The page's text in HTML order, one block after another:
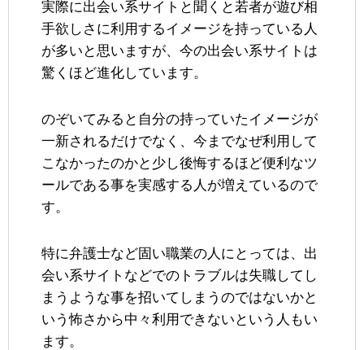
実際に出会い系サイトと聞くと若者が遊び相
手欲しさに利用するイメージを持っている人
が多いと思いますが、今の出会い系サイトは
驚くほど進化しています。
のぞいてみると自分の持っていたイメージが
一新されるだけでなく、今までなぜ利用して
こなかったのかと少し後悔するほど便利なツ
ールである事を実感する人が増えているので
す。
特に弁護士など固い職業の人にとっては、出
会い系サイトなどでのトラブルは失職してし
まうような事を招いてしまうのではないかと
いう怖さから中々利用できないという人もい
ます。